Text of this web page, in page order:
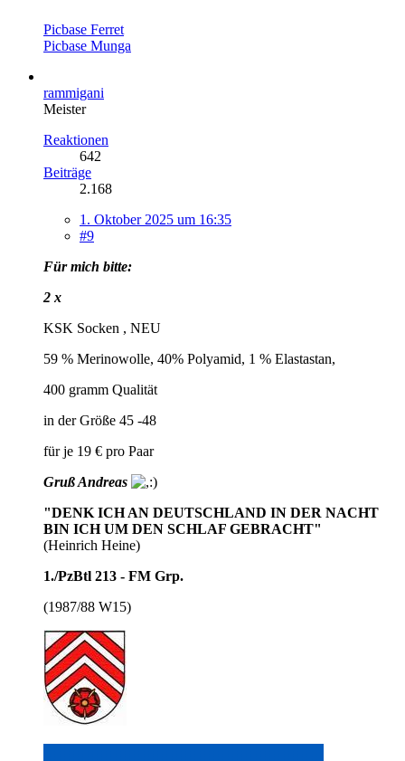
Picbase Ferret
Picbase Munga
rammigani
Meister
Reaktionen
642
Beiträge
2.168
1. Oktober 2025 um 16:35
#9
Für mich bitte:
2 x
KSK Socken , NEU
59 % Merinowolle, 40% Polyamid, 1 % Elastastan,
400 gramm Qualität
in der Größe 45 -48
für je 19 € pro Paar
Gruß Andreas
"DENK ICH AN DEUTSCHLAND IN DER NACHT
BIN ICH UM DEN SCHLAF GEBRACHT"
(Heinrich Heine)
1./PzBtl 213 - FM Grp.
(1987/88 W15)